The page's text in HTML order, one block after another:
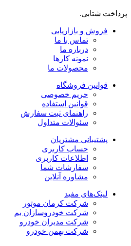
پرداخت شتابی.
فروش و بازاریابی
تماس با ما
درباره ما
نمونه کارها
محصولات ما
قوانین فروشگاه
حریم خصوصی
قوانین استفاده
راهنمای ثبت سفارش
سئوالات متداول
پشتیبانی مشتریان
حساب کاربری
اطلاعات کاربری
سفارشات شما
مشاوره آنلاین
لینک‌های مفید
شرکت کرمان موتور
شرکت خودروسازان بم
شرکت مدیران خودرو
شرکت بهمن خودرو